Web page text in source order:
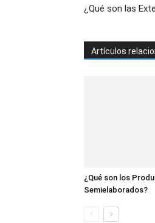
¿Qué son las
Artículos
¿Qué son los
Semielaborados?